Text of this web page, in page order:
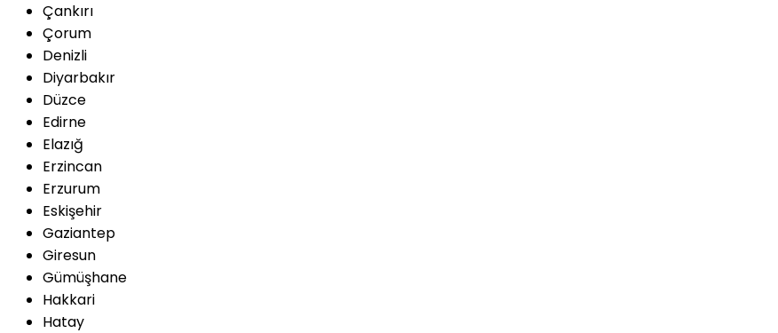
Çankırı
Çorum
Denizli
Diyarbakır
Düzce
Edirne
Elazığ
Erzincan
Erzurum
Eskişehir
Gaziantep
Giresun
Gümüşhane
Hakkari
Hatay